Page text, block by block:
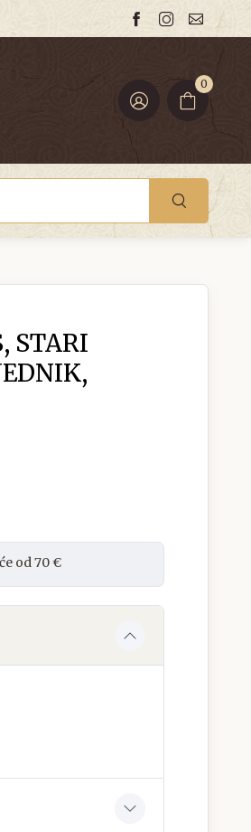
0
STARI
od 70 €